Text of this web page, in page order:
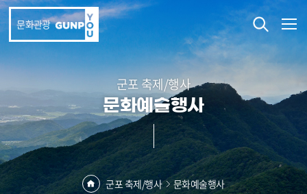
본문 바로가기
문화관광
군포 축제/행사
문화예술행사
군포 축제/행사 문화예술행사